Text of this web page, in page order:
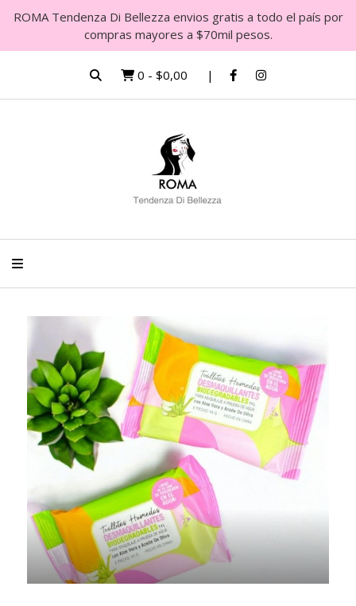
ROMA Tendenza Di Bellezza envios gratis a todo el país por
compras mayores a $70mil pesos.
0 - $0,00